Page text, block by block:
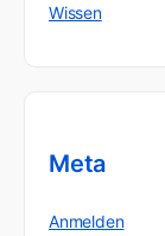
Wissen
Meta
Anmelden